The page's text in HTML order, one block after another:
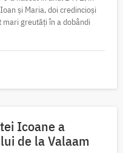
și Maria, doi credincioși
greutăți în a dobândi
Icoane a
de la Valaam